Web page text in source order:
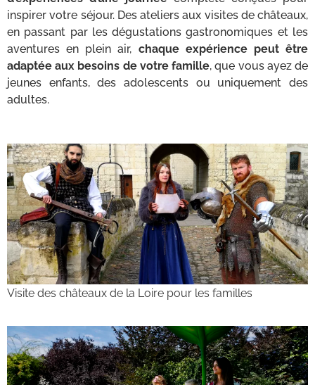
inspirer votre séjour. Des ateliers aux visites de châteaux,
en passant par les dégustations gastronomiques et les
aventures en plein air, chaque expérience peut être
adaptée aux besoins de votre famille, que vous ayez de
jeunes enfants, des adolescents ou uniquement des
adultes.
Visite des châteaux de la Loire pour les familles